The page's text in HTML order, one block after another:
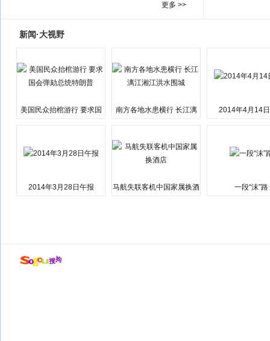
更多 >>
新闻·大视野
美国民众抬棺游行 要求国
南方各地水患横行 长江漓
2014年4月14
2014年3月28日午报
马航失联客机中国家属换酒
一段“沫”路